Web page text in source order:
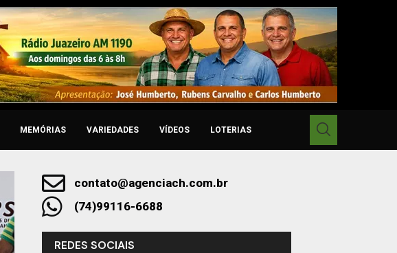
MEMÓRIAS VARIEDADES VÍDEOS LOTERIAS
contato@agenciach.com.br
(74)99116-6688
REDES SOCIAIS